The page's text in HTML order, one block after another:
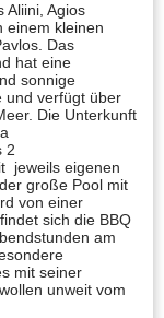
Aliini, Agios
einem kleinen
Das
hat eine
sonnige
und verfügt über
Die Unterkunft
2
jeweils eigenen
große Pool mit
von einer
sich die BBQ
am
mit seiner
unweit vom